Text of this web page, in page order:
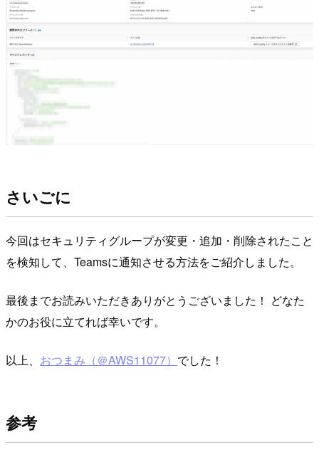
さいごに
今回はセキュリティグループが変更・追加・削除されたこと
を検知して、Teamsに通知させる方法をご紹介しました。
最後までお読みいただきありがとうございました！ どなた
かのお役に立てれば幸いです。
以上、 おつまみ（＠AWS11077） でした！
参考